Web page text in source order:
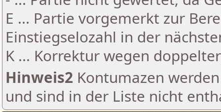
E ... Partie vorgemerkt zur
Einstiegselozahl in der
K ... Korrektur wegen
Hinweis2 Kontumazen
und sind in der Liste nicht